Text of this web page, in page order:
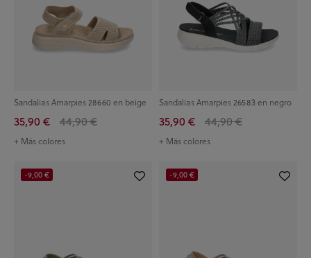
Sandalias Amarpies 28660 en beige
35,90 € 44,90 €
+ Más colores
Sandalias Amarpies 26583 en negro
35,90 € 44,90 €
+ Más colores
-9,00 € -9,00 €